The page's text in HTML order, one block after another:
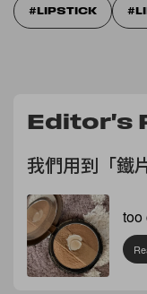
LIPSTICK
Editor's
我們用到「鐵
too